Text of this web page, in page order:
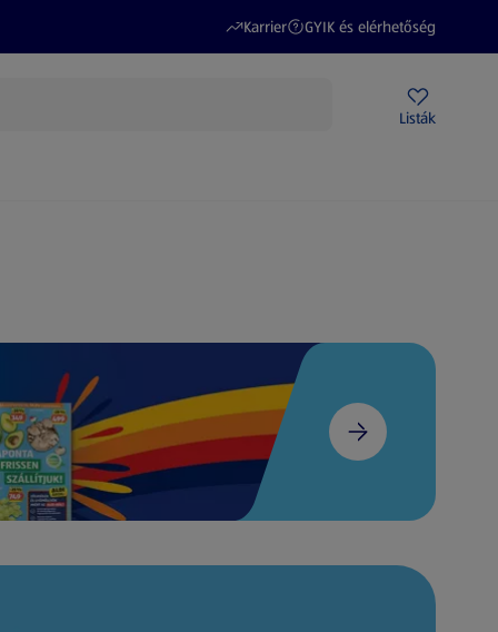
Karrier
(új oldalon nyílik meg)
GYIK és elérhetőség
(új oldalon nyílik meg)
Listák